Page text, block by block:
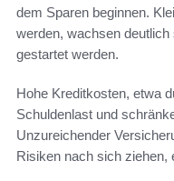
dem Sparen beginnen.
werden, wachsen
gestartet werden.
Hohe Kreditkosten, etwa
Schuldenlast und
Unzureichender
Risiken nach sich ziehen,